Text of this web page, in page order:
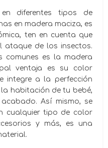
diferentes tipos de
en madera maciza, es
ten en cuenta que
ataque de los insectos.
comunes es la madera
ventaja es su color
integre a la perfección
habitación de tu bebé,
Así mismo, se
cualquier tipo de color
y más, es una